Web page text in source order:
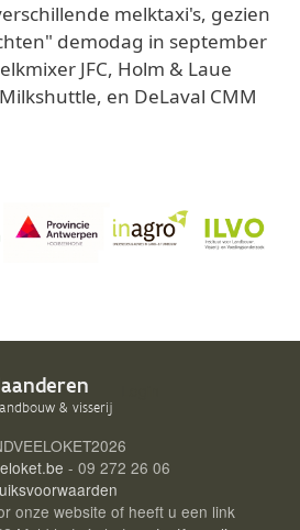
melktaxi's, gezien
demodag in september
JFC, Holm & Laue
en DeLaval CMM
2026
- 09 272 26 06
onze website of heeft u een link